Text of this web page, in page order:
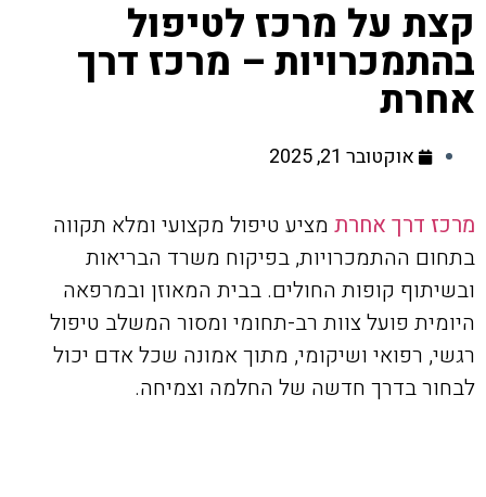
קצת על מרכז לטיפול
בהתמכרויות – מרכז דרך
אחרת
אוקטובר 21, 2025
מרכז דרך אחרת מציע טיפול מקצועי ומלא תקווה
בתחום ההתמכרויות, בפיקוח משרד הבריאות
ובשיתוף קופות החולים. בבית המאוזן ובמרפאה
היומית פועל צוות רב-תחומי ומסור המשלב טיפול
רגשי, רפואי ושיקומי, מתוך אמונה שכל אדם יכול
לבחור בדרך חדשה של החלמה וצמיחה.